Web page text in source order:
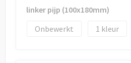
linker pijp (100x180mm)
Onbewerkt
1